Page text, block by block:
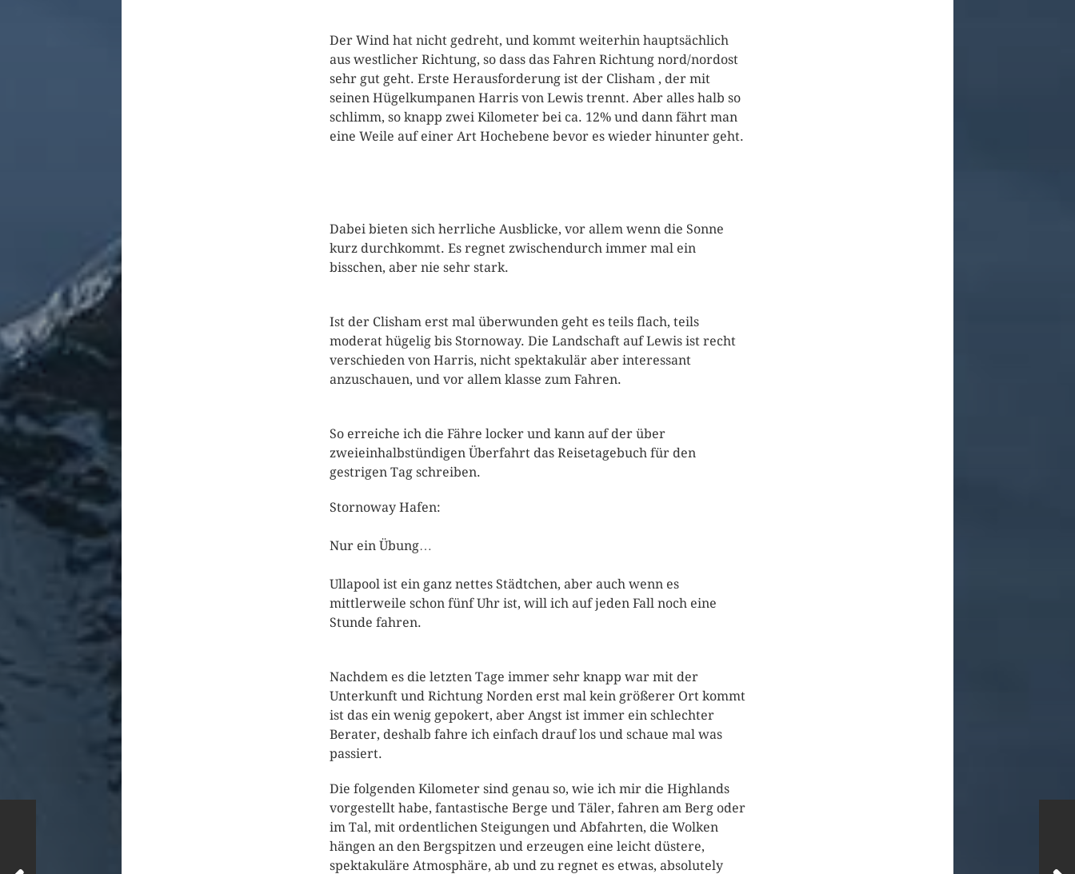
Der Wind hat nicht gedreht, und kommt weiterhin hauptsächlich
aus westlicher Richtung, so dass das Fahren Richtung nord/nordost
sehr gut geht. Erste Herausforderung ist der Clisham , der mit
seinen Hügelkumpanen Harris von Lewis trennt. Aber alles halb so
schlimm, so knapp zwei Kilometer bei ca. 12% und dann fährt man
eine Weile auf einer Art Hochebene bevor es wieder hinunter geht.
Dabei bieten sich herrliche Ausblicke, vor allem wenn die Sonne
kurz durchkommt. Es regnet zwischendurch immer mal ein
bisschen, aber nie sehr stark.
Ist der Clisham erst mal überwunden geht es teils flach, teils
moderat hügelig bis Stornoway. Die Landschaft auf Lewis ist recht
verschieden von Harris, nicht spektakulär aber interessant
anzuschauen, und vor allem klasse zum Fahren.
So erreiche ich die Fähre locker und kann auf der über
zweieinhalbstündigen Überfahrt das Reisetagebuch für den
gestrigen Tag schreiben.
Stornoway Hafen:
Nur ein Übung…
Ullapool ist ein ganz nettes Städtchen, aber auch wenn es
mittlerweile schon fünf Uhr ist, will ich auf jeden Fall noch eine
Stunde fahren.
Nachdem es die letzten Tage immer sehr knapp war mit der
Unterkunft und Richtung Norden erst mal kein größerer Ort kommt
ist das ein wenig gepokert, aber Angst ist immer ein schlechter
Berater, deshalb fahre ich einfach drauf los und schaue mal was
passiert.
Die folgenden Kilometer sind genau so, wie ich mir die Highlands
vorgestellt habe, fantastische Berge und Täler, fahren am Berg oder
im Tal, mit ordentlichen Steigungen und Abfahrten, die Wolken
hängen an den Bergspitzen und erzeugen eine leicht düstere,
spektakuläre Atmosphäre, ab und zu regnet es etwas, absolutely